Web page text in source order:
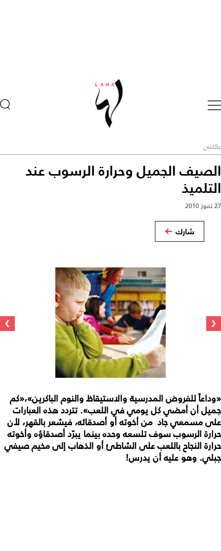
عائلتي
الصيف الجميل وحرارة الرسوب عند
التلميذ
27 تموز 2010
شارك
‹
›
«وداعاً للفروض المدرسية والاستيقاظ والنوم الباكرين»،«كم
جميل أن أمضي كل يومي في اللعب». تتردد هذه العبارات
على مسمعي جاد من أخوته أو أصدقائه، فيشعر بالقهر، لأن
حرارة الرسوب سوف تلسعه وحده بينما يبرّد أصدقاؤه وأخوته
حرارة النجاح باللعب على الشاطئ أو الذهاب إلى مخيم صيفي
جبلي. وهو عليه أن يدرس!